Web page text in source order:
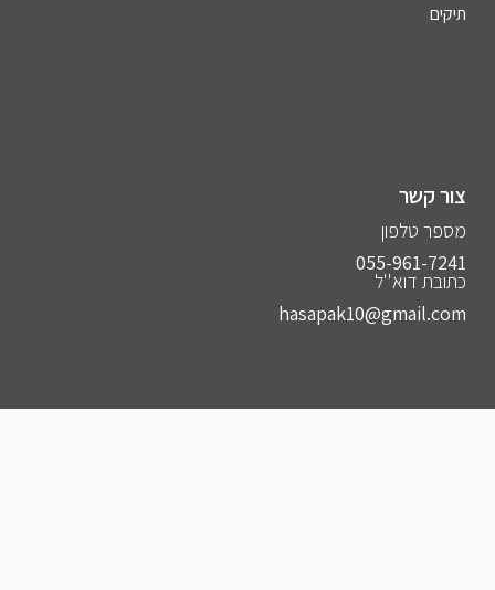
תיקים
צור קשר
מספר טלפון
055-961-7241⁩
כתובת דוא''ל
hasapak10@gmail.com